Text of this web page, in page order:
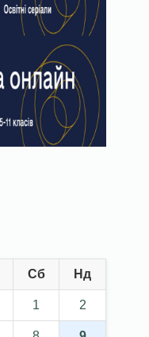
Сб Нд
1 2